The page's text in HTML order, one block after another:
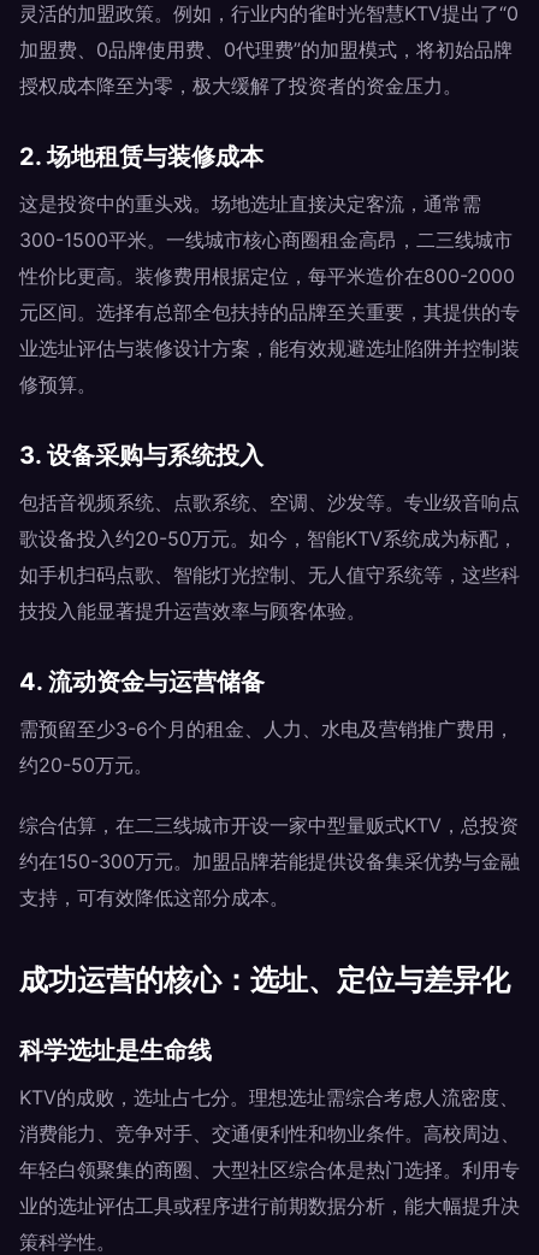
灵活的加盟政策。例如，行业内的雀时光智慧KTV提出了“0
加盟费、0品牌使用费、0代理费”的加盟模式，将初始品牌
授权成本降至为零，极大缓解了投资者的资金压力。
2. 场地租赁与装修成本
这是投资中的重头戏。场地选址直接决定客流，通常需
300-1500平米。一线城市核心商圈租金高昂，二三线城市
性价比更高。装修费用根据定位，每平米造价在800-2000
元区间。选择有总部全包扶持的品牌至关重要，其提供的专
业选址评估与装修设计方案，能有效规避选址陷阱并控制装
修预算。
3. 设备采购与系统投入
包括音视频系统、点歌系统、空调、沙发等。专业级音响点
歌设备投入约20-50万元。如今，智能KTV系统成为标配，
如手机扫码点歌、智能灯光控制、无人值守系统等，这些科
技投入能显著提升运营效率与顾客体验。
4. 流动资金与运营储备
需预留至少3-6个月的租金、人力、水电及营销推广费用，
约20-50万元。
综合估算，在二三线城市开设一家中型量贩式KTV，总投资
约在150-300万元。加盟品牌若能提供设备集采优势与金融
支持，可有效降低这部分成本。
成功运营的核心：选址、定位与差异化
科学选址是生命线
KTV的成败，选址占七分。理想选址需综合考虑人流密度、
消费能力、竞争对手、交通便利性和物业条件。高校周边、
年轻白领聚集的商圈、大型社区综合体是热门选择。利用专
业的选址评估工具或程序进行前期数据分析，能大幅提升决
策科学性。